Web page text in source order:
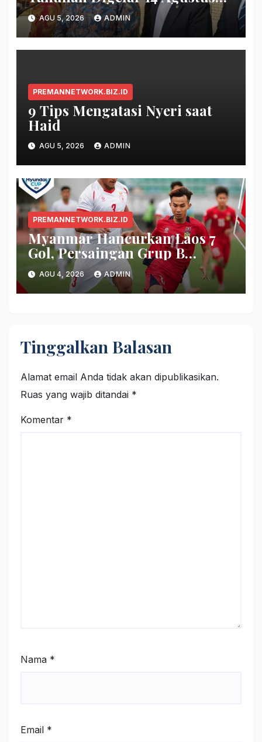
2026
AGU 5, 2026 ADMIN
PREMANNETWORK.BIZ.ID
9 Tips Mengatasi Nyeri saat
Haid
AGU 5, 2026 ADMIN
PREMANNETWORK.BIZ.ID
Myanmar Hancurkan Laos 7
Gol, Persaingan Grup B
Memanas!
AGU 4, 2026 ADMIN
Tinggalkan Balasan
Alamat email Anda tidak akan dipublikasikan.
Ruas yang wajib ditandai *
Komentar *
Nama *
Email *